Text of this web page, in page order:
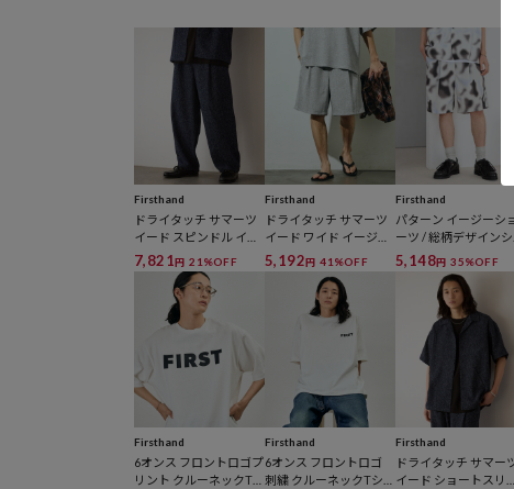
Firsthand
ドライタッチ サマーツ
イード スピンドル イー
ジーワイドパンツ / セッ
トアップ対応
7,821円 21%OFF
Firsthand
ドライタッチ サマーツ
イード ワイド イージー
ショートパンツ / セット
アップ対応 / イージーケ
5,192円 41%OFF
Firsthand
パターン イージーシ
ーツ / 総柄デザインシ
ートパンツ / セットア
プ対応 【限定展開】
5,148円 35%OFF
Firsthand
6オンス フロントロゴプ
リント クルーネックT
Firsthand
6オンス フロントロゴ
刺繍 クルーネックTシ
Firsthand
ドライタッチ サマー
イード ショートスリー